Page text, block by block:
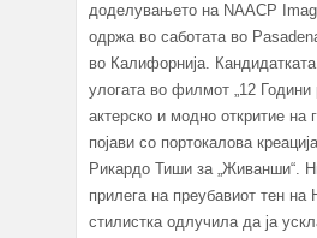
доделувањето на NAACP
одржа во саботата во
во Калифорнија. Кандидатката
улогата во филмот „12 Години
актерско и модно откритие на
појави со портокалова
Рикардо Тиши за „Живанши“.
прилега на преубавиот тен на
стилистка одлучила да ја